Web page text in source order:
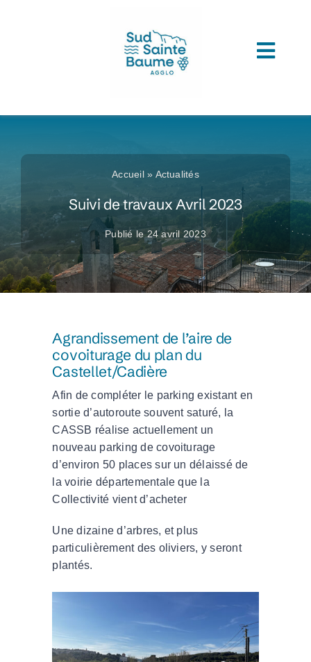
COMPRENDRE L’AGGLOMERATION
CONNAITRE SON ADMINISTRATION
ACCEDER A VOS SERVICES
DECOUVRIR SUD SAINTE BAUME
TOUTES LES ACTUS
LES MÉDIATHÈQUES
Accueil» Actualités
Suivi de travaux Avril 2023
Publié le 24 avril 2023
Agrandissement de l’aire de
covoiturage du plan du
Castellet/Cadière
Afin de compléter le parking existant en
sortie d’autoroute souvent saturé, la
CASSB réalise actuellement un
nouveau parking de covoiturage
d’environ 50 places sur un délaissé de
la voirie départementale que la
Collectivité vient d’acheter
Une dizaine d’arbres, et plus
particulièrement des oliviers, y seront
plantés.